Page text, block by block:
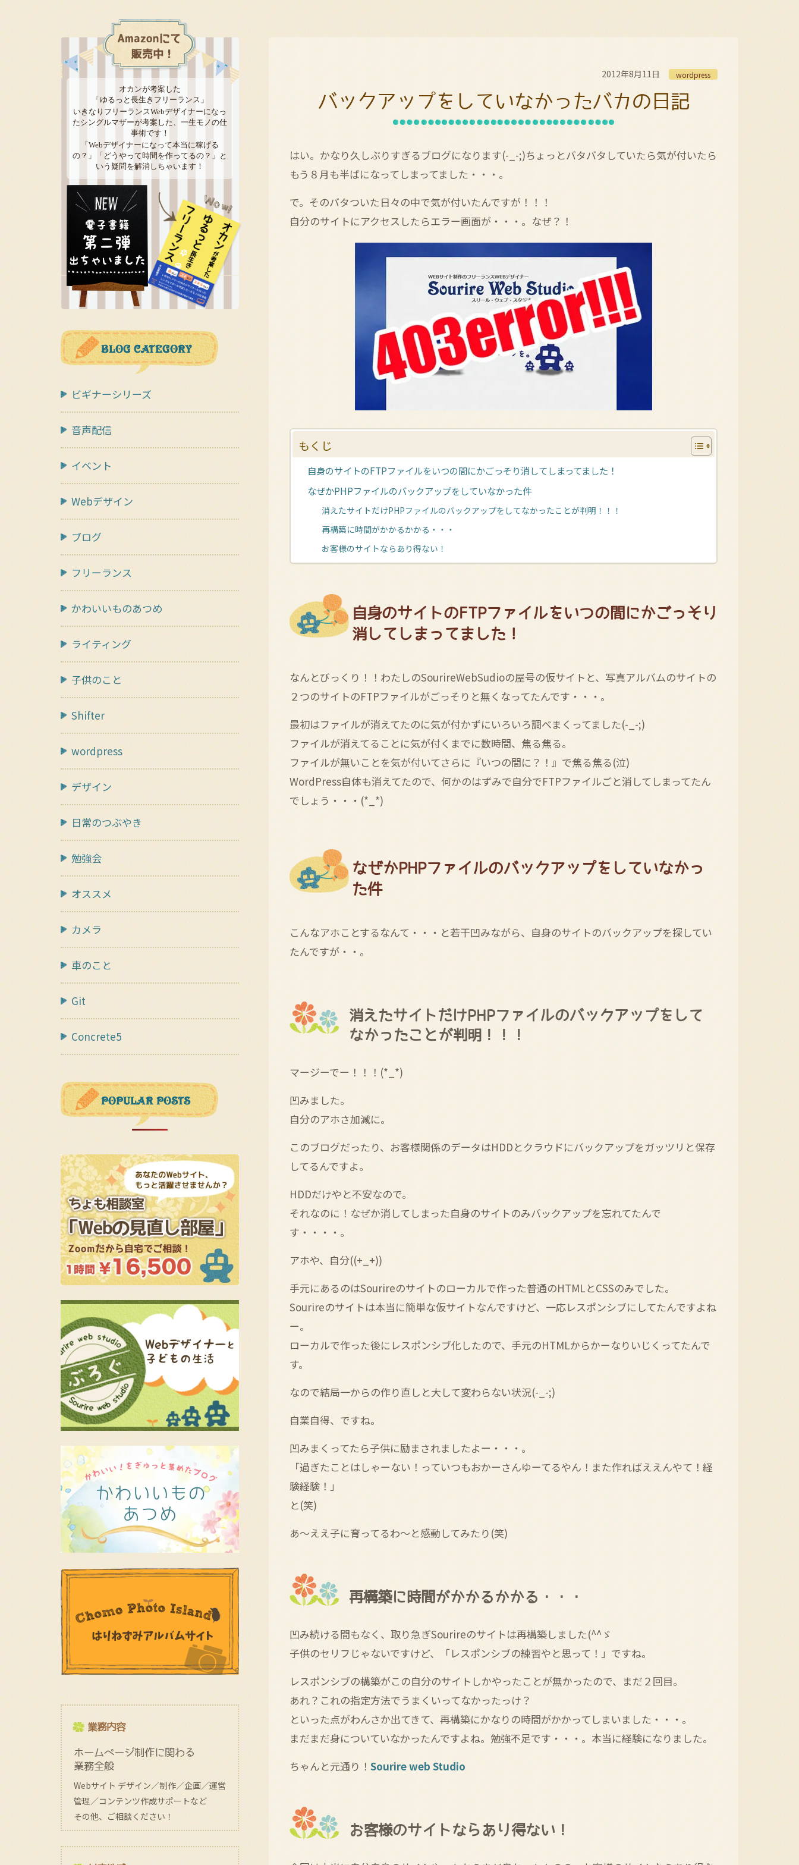
2012年8月11日 wordpress
バックアップをしていなかったバカの日記
はい。かなり久しぶりすぎるブログになります(-_-;)ちょっとバタバタしていたら気が付いたら
もう８月も半ばになってしまってました・・・。
で。そのバタついた日々の中で気が付いたんですが！！！
自分のサイトにアクセスしたらエラー画面が・・・。なぜ？！
もくじ
自身のサイトのFTPファイルをいつの間にかごっそり消してしまってました！
なぜかPHPファイルのバックアップをしていなかった件
消えたサイトだけPHPファイルのバックアップをしてなかったことが判明！！！
再構築に時間がかかるかかる・・・
お客様のサイトならあり得ない！
自身のサイトのFTPファイルをいつの間にかごっそり
消してしまってました！
なんとびっくり！！わたしのSourireWebSudioの屋号の仮サイトと、写真アルバムのサイトの
２つのサイトのFTPファイルがごっそりと無くなってたんです・・・。
最初はファイルが消えてたのに気が付かずにいろいろ調べまくってました(-_-;)
ファイルが消えてることに気が付くまでに数時間、焦る焦る。
ファイルが無いことを気が付いてさらに『いつの間に？！』で焦る焦る(泣)
WordPress自体も消えてたので、何かのはずみで自分でFTPファイルごと消してしまってたん
でしょう・・・(*_*)
なぜかPHPファイルのバックアップをしていなかっ
た件
こんなアホことするなんて・・・と若干凹みながら、自身のサイトのバックアップを探してい
たんですが・・。
消えたサイトだけPHPファイルのバックアップをして
なかったことが判明！！！
マージーでー！！！(*_*)
凹みました。
自分のアホさ加減に。
このブログだったり、お客様関係のデータはHDDとクラウドにバックアップをガッツリと保存
してるんですよ。
HDDだけやと不安なので。
それなのに！なぜか消してしまった自身のサイトのみバックアップを忘れてたんで
す・・・・。
アホや、自分((+_+))
手元にあるのはSourireのサイトのローカルで作った普通のHTMLとCSSのみでした。
Sourireのサイトは本当に簡単な仮サイトなんですけど、一応レスポンシブにしてたんですよね
ー。
ローカルで作った後にレスポンシブ化したので、手元のHTMLからかーなりいじくってたんで
す。
なので結局一からの作り直しと大して変わらない状況(-_-;)
自業自得、ですね。
凹みまくってたら子供に励まされましたよー・・・。
「過ぎたことはしゃーない！っていつもおかーさんゆーてるやん！また作ればええんやて！経
験経験！」
と(笑)
あ～ええ子に育ってるわ～と感動してみたり(笑)
再構築に時間がかかるかかる・・・
凹み続ける間もなく、取り急ぎSourireのサイトは再構築しました(^^ゞ
子供のセリフじゃないですけど、「レスポンシブの練習やと思って！」ですね。
レスポンシブの構築がこの自分のサイトしかやったことが無かったので、まだ２回目。
あれ？これの指定方法でうまくいってなかったっけ？
といった点がわんさか出てきて、再構築にかなりの時間がかかってしまいました・・・。
まだまだ身についていなかったんですよね。勉強不足です・・・。本当に経験になりました。
ちゃんと元通り！ Sourire web Studio
お客様のサイトならあり得ない！
オカンが考案した
「ゆるっと長生きフリーランス」
いきなりフリーランスWebデザイナーになっ
たシングルマザーが考案した、一生モノの仕
事術です！
「Webデザイナーになって本当に稼げる
の？」「どうやって時間を作ってるの？」と
いう疑問を解消しちゃいます！
ビギナーシリーズ
音声配信
イベント
Webデザイン
ブログ
フリーランス
かわいいものあつめ
ライティング
子供のこと
Shifter
wordpress
デザイン
日常のつぶやき
勉強会
オススメ
カメラ
車のこと
Git
Concrete5
業務内容
ホームページ制作に関わる
業務全般
Webサイト デザイン／制作／企画／運営
管理／コンテンツ作成サポートなど
その他、ご相談ください！